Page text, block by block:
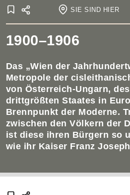
SIE SIND HIER
Startseite Onlineausstellungen
1900-1918
1900-1906
1900–1906
Das „Wien der
Metropole der
von Österreich-Ungarn,
drittgrößten Staates in
Brennpunkt der Moderne.
zwischen den Völkern der
ist diese ihren Bürgern so
wie ihr Kaiser Franz